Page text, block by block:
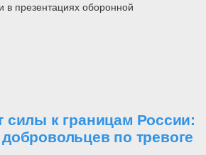
в презентациях оборонной
силы к границам России:
по тревоге